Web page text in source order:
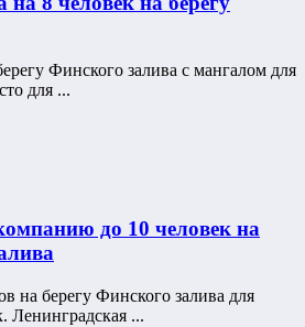
Финского залива с мангалом для
для ...
до 10 человек на
на берегу Финского залива для
Ленинградская ...